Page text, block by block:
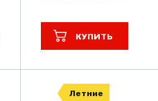
КУПИТЬ
Летние